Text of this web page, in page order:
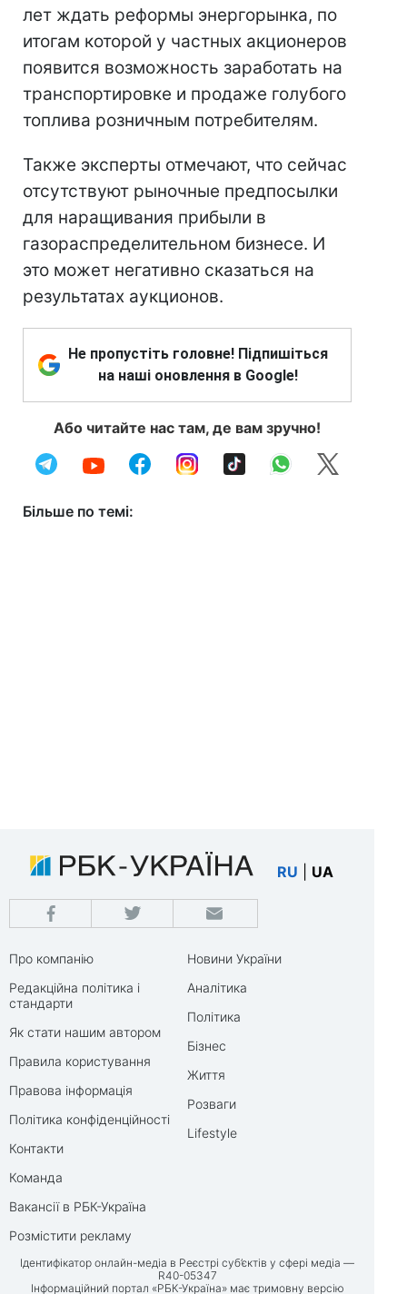
лет ждать реформы энергорынка, по
итогам которой у частных акционеров
появится возможность заработать на
транспортировке и продаже голубого
топлива розничным потребителям.
Также эксперты отмечают, что сейчас
отсутствуют рыночные предпосылки
для наращивания прибыли в
газораспределительном бизнесе. И
это может негативно сказаться на
результатах аукционов.
Не пропустіть головне! Підпишіться
на наші оновлення в Google!
Або читайте нас там, де вам зручно!
Більше по темі:
RU UA
Про компанію
Редакційна політика і
стандарти
Як стати нашим автором
Правила користування
Правова інформація
Політика конфіденційності
Контакти
Команда
Вакансії в РБК-Україна
Розмістити рекламу
Новини України
Аналітика
Політика
Бізнес
Життя
Розваги
Lifestyle
Ідентифікатор онлайн-медіа в Реєстрі суб’єктів у сфері медіа —
R40-05347
Інформаційний портал «РБК-Україна» має тримовну версію